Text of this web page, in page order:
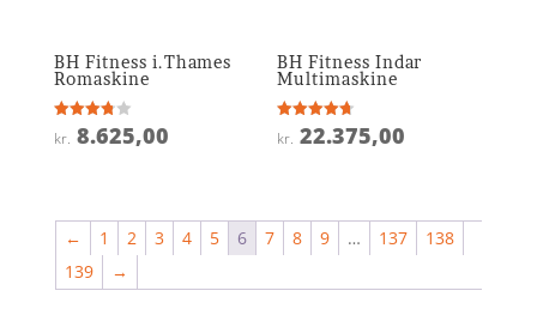
BH Fitness i.Thames
Romaskine
Vurderet
3.8
kr. 8.625,00
BH Fitness Indar
Multimaskine
Vurderet
4.7
kr. 22.375,00
← 1 2 3 4 5 6 7 8 9 … 137
138
139
→